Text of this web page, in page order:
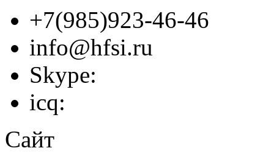
+7(985)923-46-46
info@hfsi.ru
Skype:
icq:
Сайт